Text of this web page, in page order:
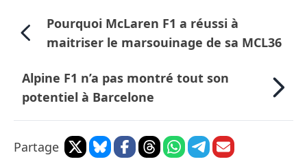
Pourquoi McLaren F1 a réussi à
maitriser le marsouinage de sa MCL36
Alpine F1 n’a pas montré tout son
potentiel à Barcelone
Partage